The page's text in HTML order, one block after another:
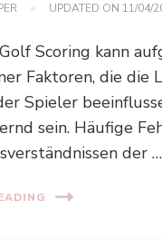
UPDATED ON 11/04/
Scoring kann
Faktoren, die die
Spieler
sein. Häufige
der …